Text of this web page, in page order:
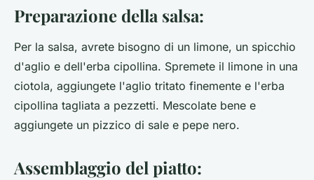
Preparazione della salsa:
Per la salsa, avrete bisogno di un limone, un spicchio
d'aglio e dell'erba cipollina. Spremete il limone in una
ciotola, aggiungete l'aglio tritato finemente e l'erba
cipollina tagliata a pezzetti. Mescolate bene e
aggiungete un pizzico di sale e pepe nero.
Assemblaggio del piatto: